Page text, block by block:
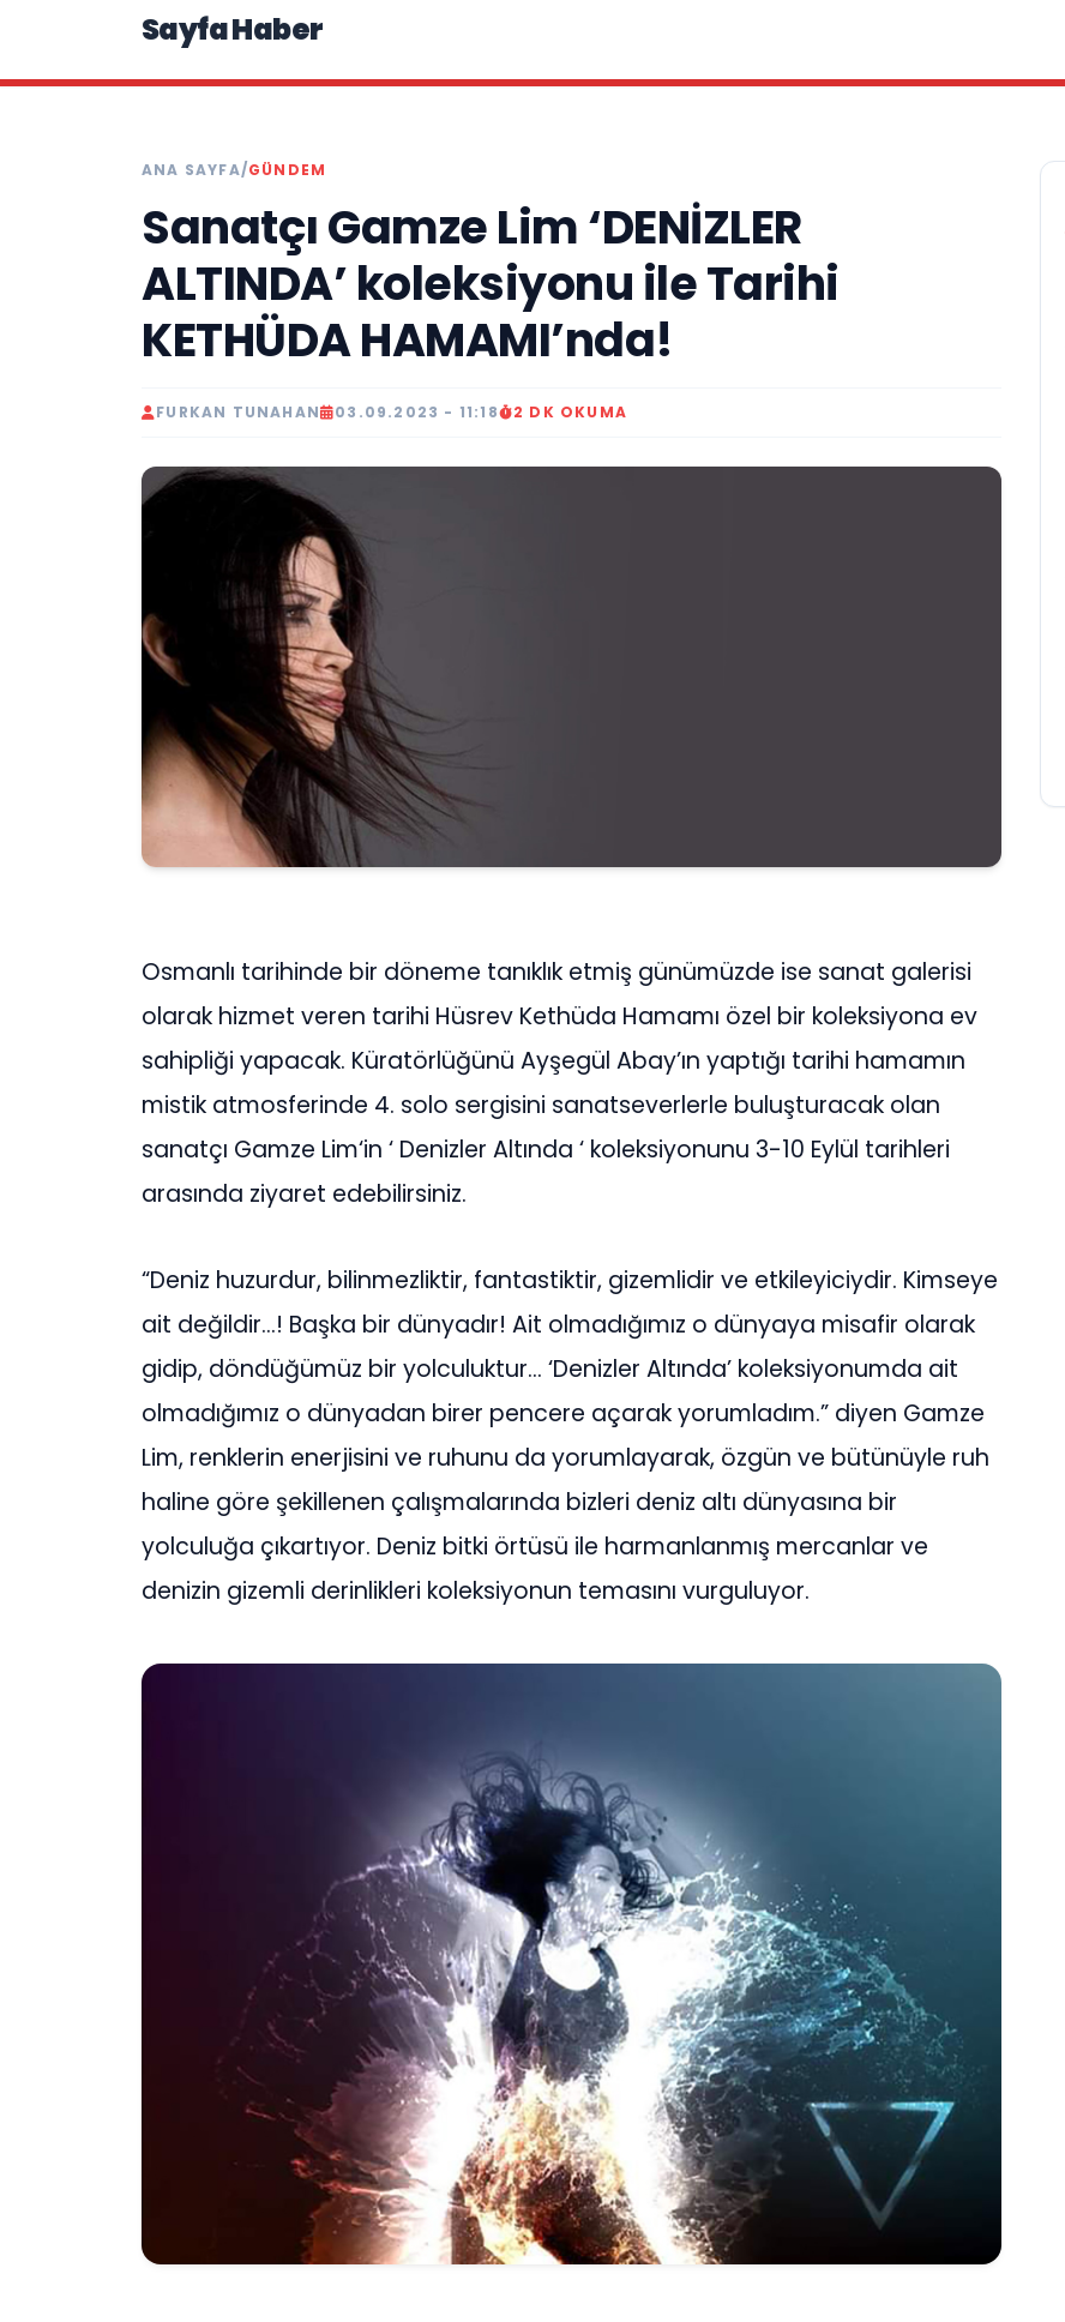
Sayfa Haber
ANA SAYFA/GÜNDEM
Sanatçı Gamze Lim ‘DENİZLER
ALTINDA’ koleksiyonu ile Tarihi
KETHÜDA HAMAMI’nda!
FURKAN TUNAHAN 03.09.2023 - 11:18 2 DK OKUMA
Osmanlı tarihinde bir döneme tanıklık etmiş günümüzde ise sanat galerisi
olarak hizmet veren tarihi Hüsrev Kethüda Hamamı özel bir koleksiyona ev
sahipliği yapacak. Küratörlüğünü Ayşegül Abay’ın yaptığı tarihi hamamın
mistik atmosferinde 4. solo sergisini sanatseverlerle buluşturacak olan
sanatçı Gamze Lim‘in ‘ Denizler Altında ‘ koleksiyonunu 3-10 Eylül tarihleri
arasında ziyaret edebilirsiniz.
“Deniz huzurdur, bilinmezliktir, fantastiktir, gizemlidir ve etkileyiciydir. Kimseye
ait değildir…! Başka bir dünyadır! Ait olmadığımız o dünyaya misafir olarak
gidip, döndüğümüz bir yolculuktur… ‘Denizler Altında’ koleksiyonumda ait
olmadığımız o dünyadan birer pencere açarak yorumladım.” diyen Gamze
Lim, renklerin enerjisini ve ruhunu da yorumlayarak, özgün ve bütünüyle ruh
haline göre şekillenen çalışmalarında bizleri deniz altı dünyasına bir
yolculuğa çıkartıyor. Deniz bitki örtüsü ile harmanlanmış mercanlar ve
denizin gizemli derinlikleri koleksiyonun temasını vurguluyor.